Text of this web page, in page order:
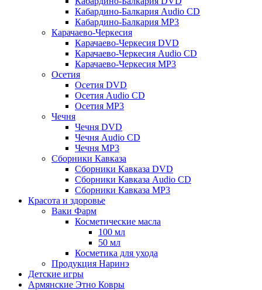
Кабардино-Балкария Audio CD
Кабардино-Балкария MP3
Карачаево-Черкесия
Карачаево-Черкесия DVD
Карачаево-Черкесия Audio CD
Карачаево-Черкесия MP3
Осетия
Осетия DVD
Осетия Audio CD
Осетия MP3
Чечня
Чечня DVD
Чечня Audio CD
Чечня MP3
Сборники Кавказа
Сборники Кавказа DVD
Сборники Кавказа Audio CD
Сборники Кавказа MP3
Красота и здоровье
Ваки Фарм
Косметические масла
100 мл
50 мл
Косметика для ухода
Продукция Наринэ
Детские игры
Армянские Этно Ковры